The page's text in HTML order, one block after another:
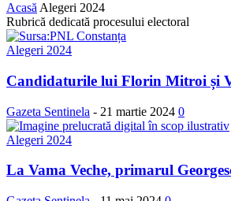
Acasă Alegeri 2024
Rubrică dedicată procesului electoral
Alegeri 2024
Candidaturile lui Florin Mitroi și
Gazeta Sentinela - 21 martie 2024 0
Alegeri 2024
La Vama Veche, primarul